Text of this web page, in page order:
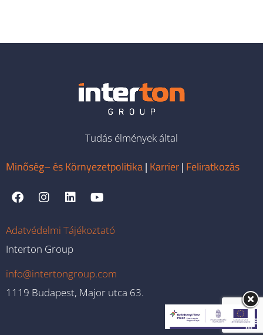
Tudás élmények által
Minőség– és Környezetpolitika| Karrier| Feliratkozás
Adatvédelmi Tájékoztató
Interton Group
info@intertongroup.com
1119 Budapest, Major utca 63.